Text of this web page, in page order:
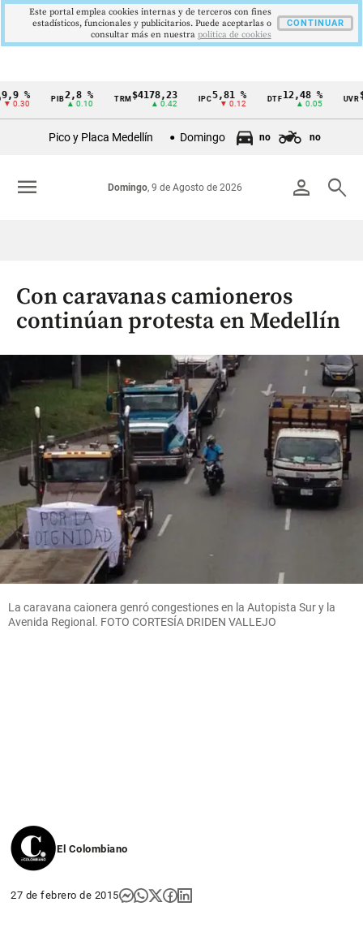
Cintillo
Colombia
PIB 2,8 %
▲ 0.10
TRM $4178,23
▲ 0.42
IPC 5,81 %
▼ 0.12
DTF 12,48 %
▲ 0.05
UVR
Pico y Placa Medellín Domingo no no
person search
Domingo, 9 de Agosto de 2026
menu
Con caravanas camioneros
continúan protesta en Medellín
La caravana caionera genró congestiones en la Autopista Sur y la
Avenida Regional. FOTO CORTESÍA DRIDEN VALLEJO
El Colombiano
27 de febrero de 2015
Este portal emplea cookies internas y de terceros con fines
estadísticos, funcionales y publicitarios. Puede aceptarlas o
consultar más en nuestra politica de cookies
CONTINUAR